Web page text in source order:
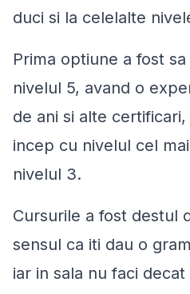
duci si la celelalte
Prima optiune a fost
nivelul 5, avand o
de ani si alte
incep cu nivelul cel
nivelul 3.
Cursurile a fost destul
sensul ca iti dau o
iar in sala nu faci